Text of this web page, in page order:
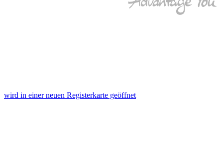
wird in einer neuen Registerkarte geöffnet